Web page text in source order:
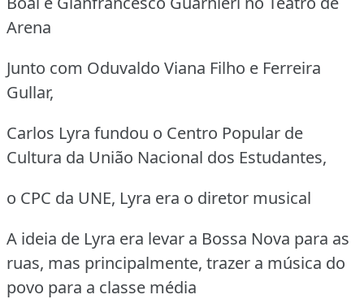
Arena
Junto com Oduvaldo Viana Filho e Ferreira
Gullar,
Carlos Lyra fundou o Centro Popular de
Cultura da União Nacional dos Estudantes,
o CPC da UNE, Lyra era o diretor musical
A ideia de Lyra era levar a Bossa Nova para as
ruas, mas principalmente, trazer a música do
povo para a classe média